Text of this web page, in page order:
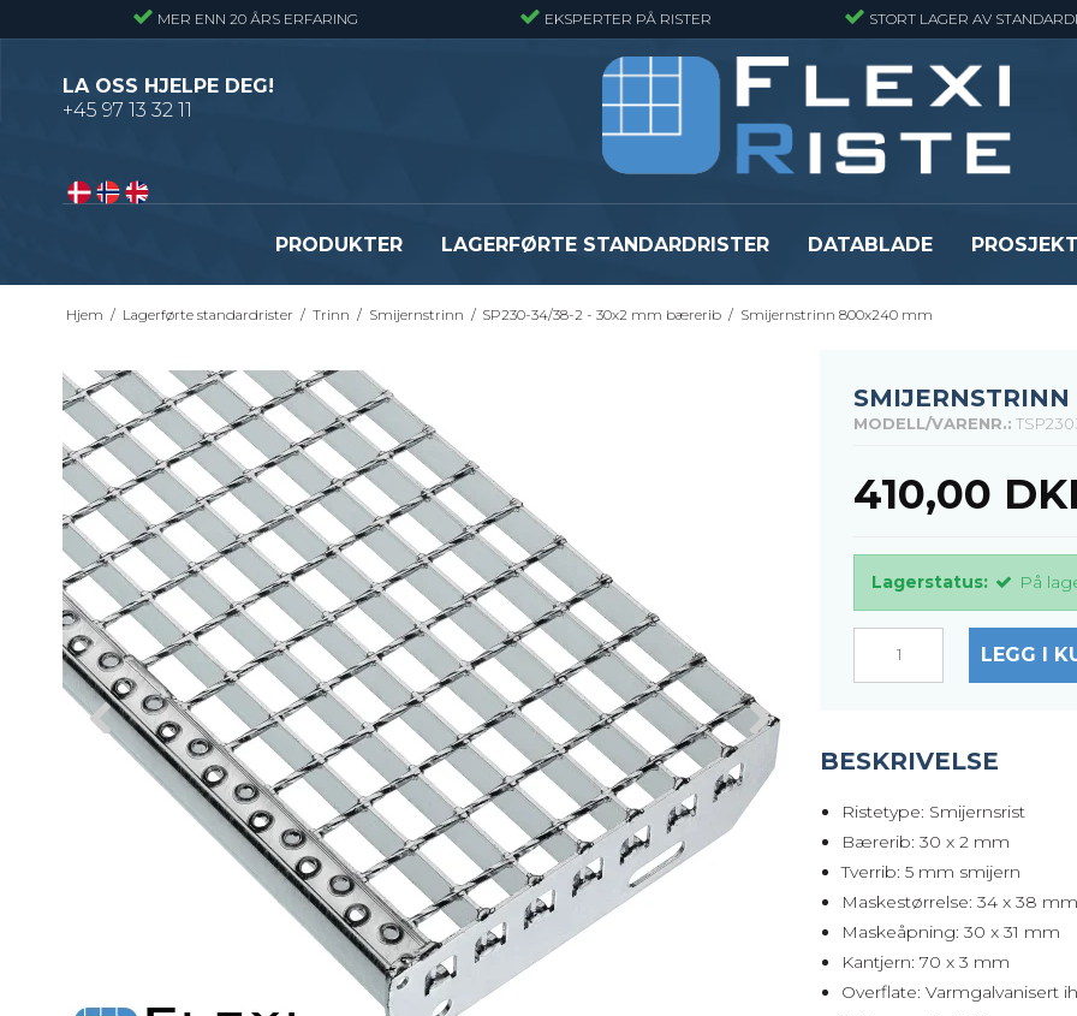
MER ENN 20 ÅRS ERFARING EKSPERTER PÅ RISTER STORT LAGER AV
LA OSS HJELPE DEG!
+45 97 13 32 11
PRODUKTER
Pressveiset gitterrister – Alminnelig
Smijernsgitter – Gitter med svingte
kryssribber
Gitterrister trinn – S235JR
Opptrekkstrinn
Byggeplasstrinn
Se alle
Gitterrister matter
GRP
Festebeslag - Standardrister
Fastgørelse - Trinn
Beslag - Fibergitter
Festebeslag - Opptrekksrister
Se alle
Flexi Level
Justerbare ben
BROXOCLIP
LAGERFØRTE STANDARDRISTER DATABLADE
Hjem / Lagerførte standardrister / Trinn / Smijernstrinn / SP230-34/38-2 - 30x2 mm bærerib / Smijernstrinn 800x240 mm
MODELL/VARENR.:
410,00
Lagerstatus: På
LEGG I
BESKRIVELSE
Ristetype: Smijernsrist
Bærerib: 30 x 2 mm
Tverrib: 5 mm smijern
Maskestørrelse: 34 x 38 mm
Maskeåpning: 30 x 31 mm
Kantjern: 70 x 3 mm
Overflate: Varmgalvanisert